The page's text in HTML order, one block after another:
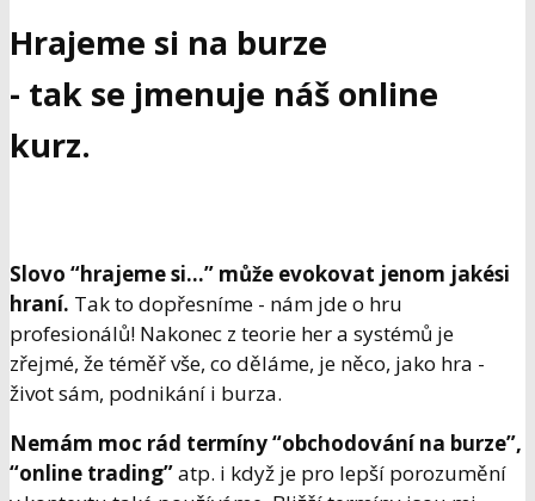
Hrajeme si na burze
- tak se jmenuje náš online
kurz.
Slovo “hrajeme si…” může evokovat jenom jakési
hraní. Tak to dopřesníme - nám jde o hru
profesionálů! Nakonec z teorie her a systémů je
zřejmé, že téměř vše, co děláme, je něco, jako hra -
život sám, podnikání i burza.
Nemám moc rád termíny “obchodování na burze”,
“online trading”atp. i když je pro lepší porozumění